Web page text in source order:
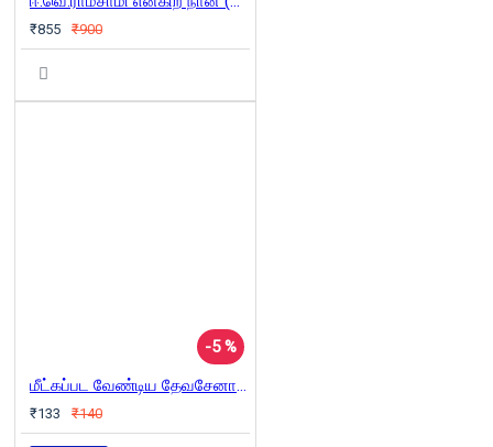
₹855 ₹900
-5 %
மீட்கப்பட வேண்டிய தேவசேனாக்கள்
₹133 ₹140